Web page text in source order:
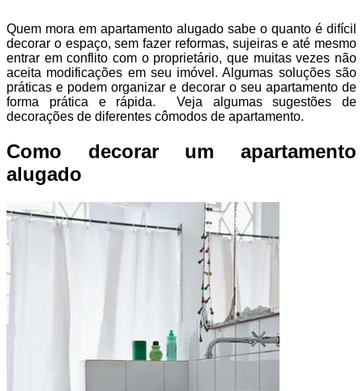
Quem mora em apartamento alugado sabe o quanto é difícil
decorar o espaço, sem fazer reformas, sujeiras e até mesmo
entrar em conflito com o proprietário, que muitas vezes não
aceita modificações em seu imóvel. Algumas soluções são
práticas e podem organizar e decorar o seu apartamento de
forma prática e rápida. Veja algumas sugestões de
decorações de diferentes cômodos de apartamento.
Como decorar um apartamento
alugado